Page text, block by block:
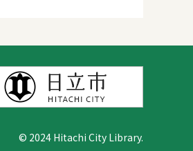
© 2024 Hitachi City Library.